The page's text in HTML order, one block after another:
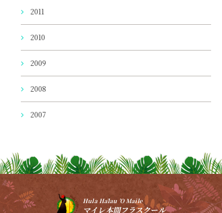
2011
2010
2009
2008
2007
Hula Hālau ’O Maile
マイレ本間フラスクール